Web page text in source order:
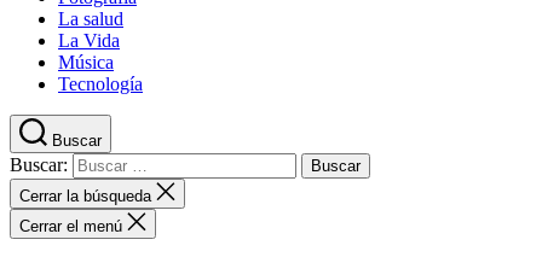
La salud
La Vida
Música
Tecnología
Buscar
Buscar:
Cerrar la búsqueda
Cerrar el menú